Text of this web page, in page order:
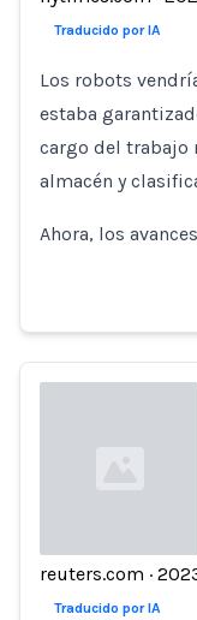
Loading...
Traducido por IA
Los robots
estaba
cargo del trabajo
almacén y
Ahora, los
Loading...
reuters.com ·
Traducido por IA